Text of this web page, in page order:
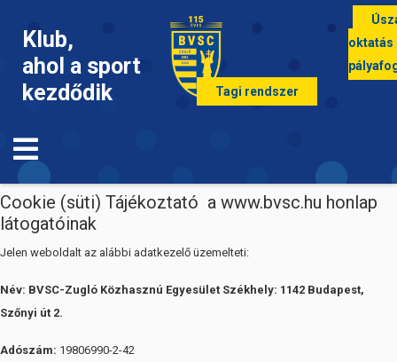
Klub,
ahol a sport
kezdődik
Tagi rendszer
oktatás
Cookie (süti) tájékoztató (pdf)
Cookie (süti) Tájékoztató a www.bvsc.hu honlap
látogatóinak
Jelen weboldalt az alábbi adatkezelő üzemelteti:
Név: BVSC-Zugló Közhasznú Egyesület Székhely: 1142 Budapest,
Szőnyi út 2.
Adószám: 19806990-2-42